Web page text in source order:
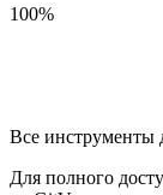
100%
Все инструменты
Для полного